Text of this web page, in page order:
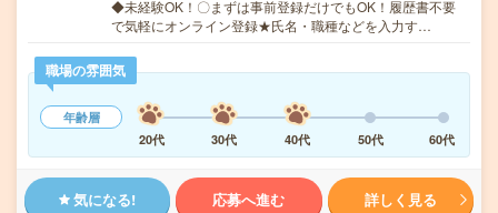
◆未経験OK！〇まずは事前登録だけでもOK！履歴書不要
で気軽にオンライン登録★氏名・職種などを入力す…
職場の雰囲気
年齢層
20代
30代 40代 50代 60代
気になる! 応募へ進む 詳しく見る